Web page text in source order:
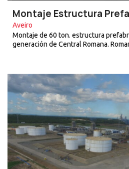
Montaje Estructura
Aveiro
Montaje de 60 ton. estructura
generación de Central Romana.